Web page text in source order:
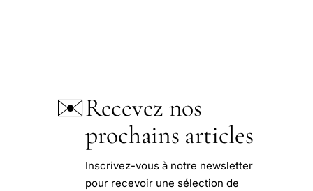
✉️Recevez nos
prochains articles
Inscrivez-vous à notre newsletter
pour recevoir une sélection de